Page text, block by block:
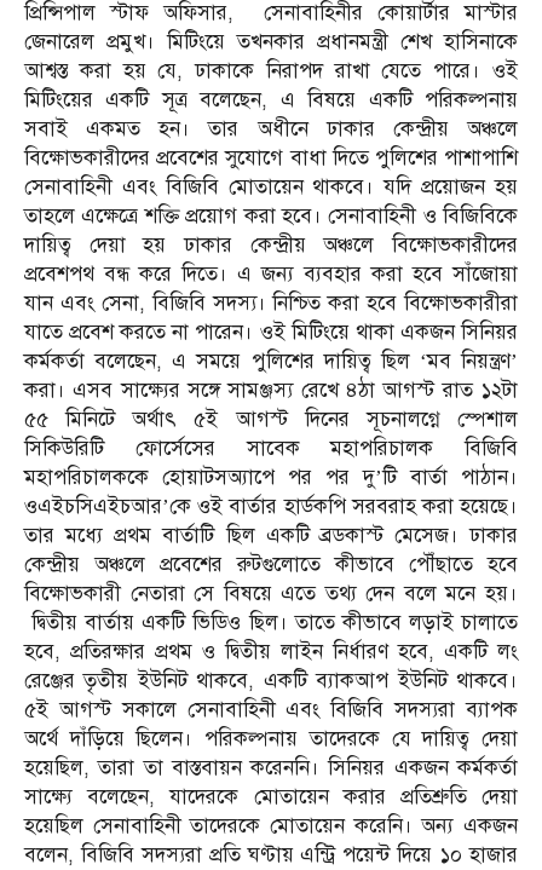
প্রিন্সিপাল স্টাফ অফিসার, সেনাবাহিনীর কোয়ার্টার মাস্টার
জেনারেল প্রমুখ। মিটিংয়ে তখনকার প্রধানমন্ত্রী শেখ হাসিনাকে
আশ্বস্ত করা হয় যে, ঢাকাকে নিরাপদ রাখা যেতে পারে। ওই
মিটিংয়ের একটি সূত্র বলেছেন, এ বিষয়ে একটি পরিকল্পনায়
সবাই একমত হন। তার অধীনে ঢাকার কেন্দ্রীয় অঞ্চলে
বিক্ষোভকারীদের প্রবেশের সুযোগে বাধা দিতে পুলিশের পাশাপাশি
সেনাবাহিনী এবং বিজিবি মোতায়েন থাকবে। যদি প্রয়োজন হয়
তাহলে এক্ষেত্রে শক্তি প্রয়োগ করা হবে। সেনাবাহিনী ও বিজিবিকে
দায়িত্ব দেয়া হয় ঢাকার কেন্দ্রীয় অঞ্চলে বিক্ষোভকারীদের
প্রবেশপথ বন্ধ করে দিতে। এ জন্য ব্যবহার করা হবে সাঁজোয়া
যান এবং সেনা, বিজিবি সদস্য। নিশ্চিত করা হবে বিক্ষোভকারীরা
যাতে প্রবেশ করতে না পারেন। ওই মিটিংয়ে থাকা একজন সিনিয়র
কর্মকর্তা বলেছেন, এ সময়ে পুলিশের দায়িত্ব ছিল ‘মব নিয়ন্ত্রণ’
করা। এসব সাক্ষ্যের সঙ্গে সামঞ্জস্য রেখে ৪ঠা আগস্ট রাত ১২টা
৫৫ মিনিটে অর্থাৎ ৫ই আগস্ট দিনের সূচনালগ্নে স্পেশাল
সিকিউরিটি ফোর্সেসের সাবেক মহাপরিচালক বিজিবি
মহাপরিচালককে হোয়াটসঅ্যাপে পর পর দু’টি বার্তা পাঠান।
ওএইচসিএইচআর’কে ওই বার্তার হার্ডকপি সরবরাহ করা হয়েছে।
তার মধ্যে প্রথম বার্তাটি ছিল একটি ব্রডকাস্ট মেসেজ। ঢাকার
কেন্দ্রীয় অঞ্চলে প্রবেশের রুটগুলোতে কীভাবে পৌঁছাতে হবে
বিক্ষোভকারী নেতারা সে বিষয়ে এতে তথ্য দেন বলে মনে হয়।
দ্বিতীয় বার্তায় একটি ভিডিও ছিল। তাতে কীভাবে লড়াই চালাতে
হবে, প্রতিরক্ষার প্রথম ও দ্বিতীয় লাইন নির্ধারণ হবে, একটি লং
রেঞ্জের তৃতীয় ইউনিট থাকবে, একটি ব্যাকআপ ইউনিট থাকবে।
৫ই আগস্ট সকালে সেনাবাহিনী এবং বিজিবি সদস্যরা ব্যাপক
অর্থে দাঁড়িয়ে ছিলেন। পরিকল্পনায় তাদেরকে যে দায়িত্ব দেয়া
হয়েছিল, তারা তা বাস্তবায়ন করেননি। সিনিয়র একজন কর্মকর্তা
সাক্ষ্যে বলেছেন, যাদেরকে মোতায়েন করার প্রতিশ্রুতি দেয়া
হয়েছিল সেনাবাহিনী তাদেরকে মোতায়েন করেনি। অন্য একজন
বলেন, বিজিবি সদস্যরা প্রতি ঘণ্টায় এন্ট্রি পয়েন্ট দিয়ে ১০ হাজার